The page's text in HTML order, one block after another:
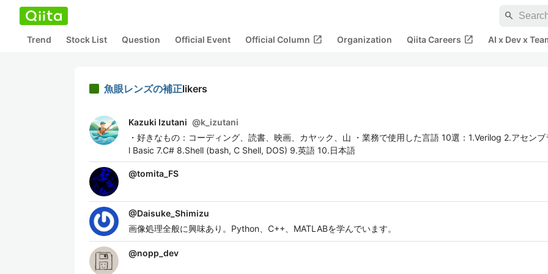
search
Trend Stock List Question Official Event Official Column open_in_new Organization Qiita Careers open_in_new AI x Dev x
魚眼レンズの補正likers
Kazuki Izutani @k_izutani
・好きなもの：コーディング、読書、映画、カヤック、山 ・業務で使用した言語 10選：1.Verilog 2.アセン
l Basic 7.C# 8.Shell (bash, C Shell, DOS) 9.英語 10.日本語
@tomita_FS
@Daisuke_Shimizu
画像処理全般に興味あり。Python、C++、MATLABを学んでいます。
@nopp_dev